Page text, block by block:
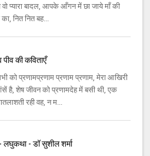
वो प्यारा बादल, आपके आँगन में छा जाये माँ की
का, नित नित बह...
पीव की कविताएँ
को प्रणामप्रणाम प्रणाम प्रणाम, मेरा आखिरी
है, शेष जीवन को प्रणामदेह में बसी थी, एक
रही वह, न म...
लघुकथा - डॉ सुशील शर्मा